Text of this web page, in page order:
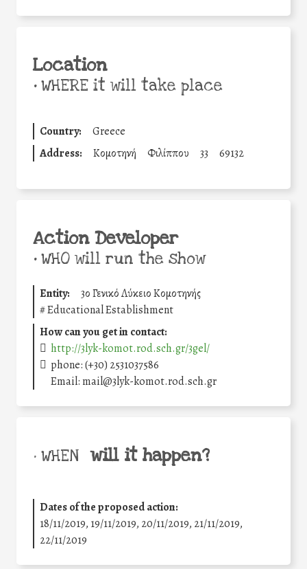
Location
•WHERE it will take place
Country:
Greece
Address:
Κομοτηνή Φιλίππου 33 69132
Action Developer
•WHO will run the show
Entity:
3ο Γενικό Λύκειο Κομοτηνής
#Educational Establishment
How can you get in contact:
http://3lyk-komot.rod.sch.gr/3gel/
phone: (+30) 2531037586
Email: mail@3lyk-komot.rod.sch.gr
• WHEN will it happen?
Dates of the proposed action:
18/11/2019, 19/11/2019, 20/11/2019, 21/11/2019,
22/11/2019